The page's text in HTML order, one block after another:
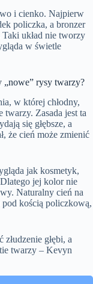
i cienko. Najpierw
policzka, a bronzer
układ nie tworzy
w świetle
„nowe” rysy twarzy?
w której chłodny,
Zasada jest ta
się głębsze, a
że cień może zmienić
jak kosmetyk,
jej kolor nie
Naturalny cień na
pod kością policzkową,
głębi, a
twarzy – Kevyn